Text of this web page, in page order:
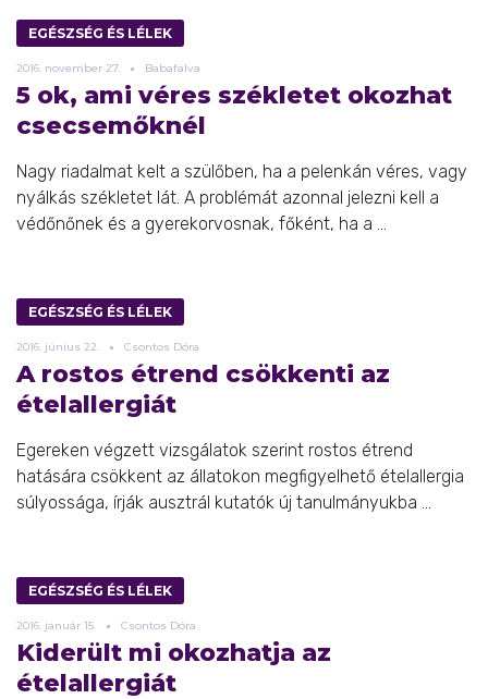
EGÉSZSÉG ÉS LÉLEK
2016. november 27. Babafalva
5 ok, ami véres székletet okozhat
csecsemőknél
Nagy riadalmat kelt a szülőben, ha a pelenkán véres, vagy
nyálkás székletet lát. A problémát azonnal jelezni kell a
védőnőnek és a gyerekorvosnak, főként, ha a ...
EGÉSZSÉG ÉS LÉLEK
2016. június 22. Csontos Dóra
A rostos étrend csökkenti az
ételallergiát
Egereken végzett vizsgálatok szerint rostos étrend
hatására csökkent az állatokon megfigyelhető ételallergia
súlyossága, írják ausztrál kutatók új tanulmányukba ...
EGÉSZSÉG ÉS LÉLEK
2016. január 15. Csontos Dóra
Kiderült mi okozhatja az
ételallergiát